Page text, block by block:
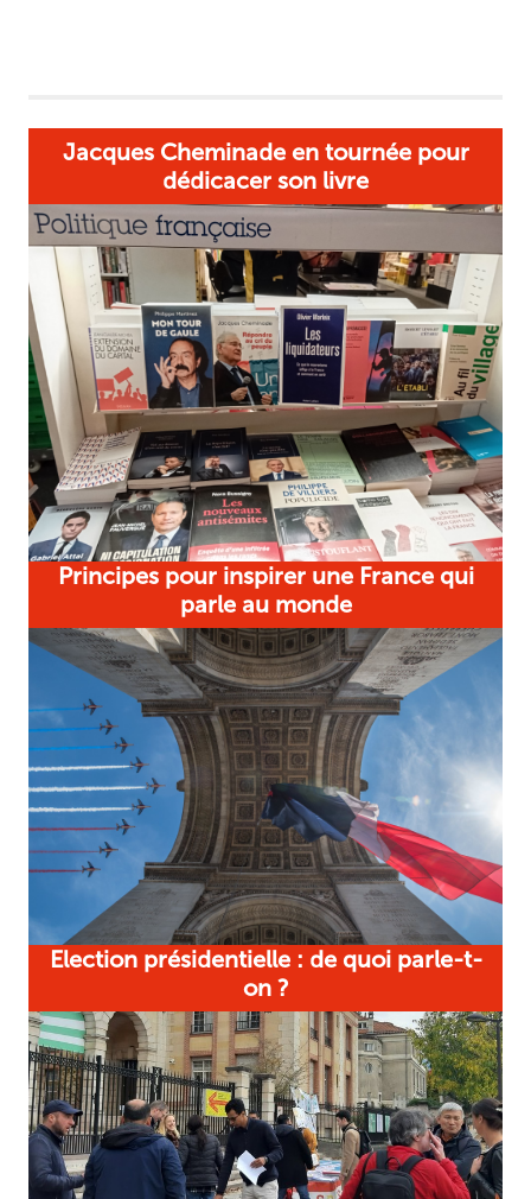
Jacques Cheminade en tournée pour
dédicacer son livre
Principes pour inspirer une France qui
parle au monde
Election présidentielle : de quoi parle-t-
on ?